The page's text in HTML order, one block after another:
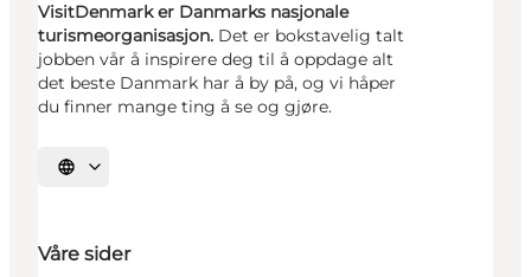
VisitDenmark er Danmarks nasjonale
turismeorganisasjon. Det er bokstavelig talt
jobben vår å inspirere deg til å oppdage alt
det beste Danmark har å by på, og vi håper
du finner mange ting å se og gjøre.
Velg språk
Våre sider